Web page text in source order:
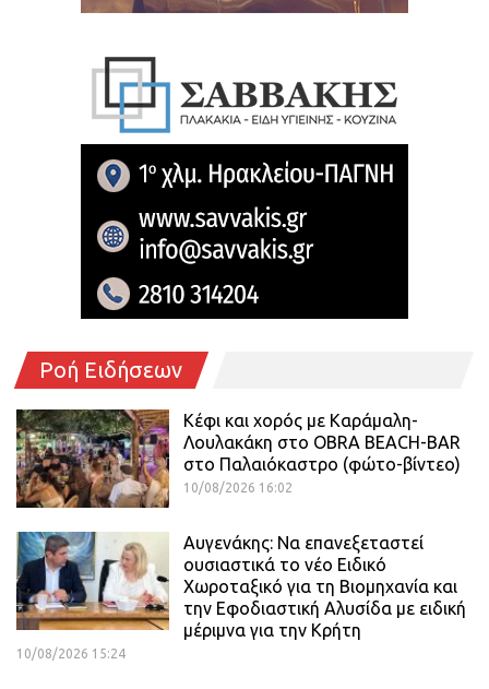
Ροή Ειδήσεων
Κέφι και χορός με Καράμαλη-
Λουλακάκη στο OBRA BEACH-BAR
στο Παλαιόκαστρο (φώτο-βίντεο)
10/08/2026 16:02
Αυγενάκης: Να επανεξεταστεί
ουσιαστικά το νέο Ειδικό
Χωροταξικό για τη Βιομηχανία και
την Εφοδιαστική Αλυσίδα με ειδική
μέριμνα για την Κρήτη
10/08/2026 15:24